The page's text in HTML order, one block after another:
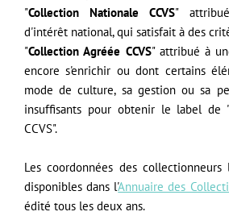
"Collection Nationale CCVS"
d'intérêt national, qui satisfait à des
"Collection Agréée CCVS" attribué à
encore s'enrichir ou dont certains
mode de culture, sa gestion ou sa
insuffisants pour obtenir le label de
CCVS".
Les coordonnées des collectionneurs
disponibles dans l'Annuaire des
édité tous les deux ans.